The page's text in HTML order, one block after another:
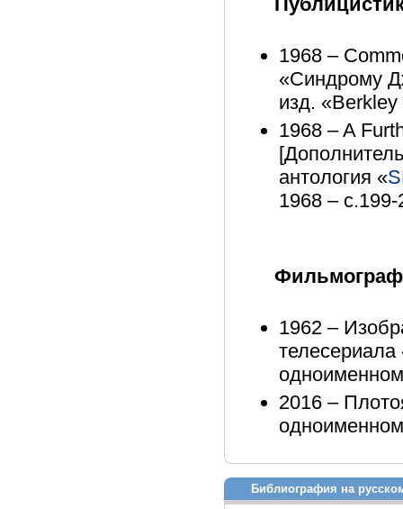
1968 –
«Синдрому
изд.
1968 – A
антология «
1968 – с.199-
1962 –
2016 –
Библиография на